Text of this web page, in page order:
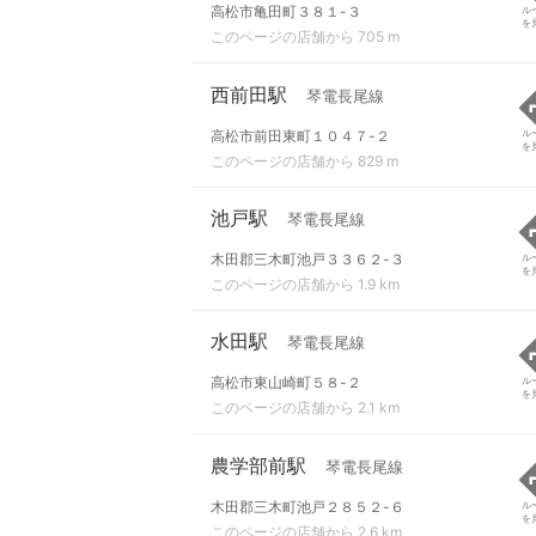
高松市亀田町３８１-３
このページの店舗から 705 m
ル
を
西前田駅 琴電長尾線
高松市前田東町１０４７-２
このページの店舗から 829 m
ル
を
池戸駅 琴電長尾線
木田郡三木町池戸３３６２-３
このページの店舗から 1.9 km
ル
を
水田駅 琴電長尾線
高松市東山崎町５８-２
このページの店舗から 2.1 km
ル
を
農学部前駅 琴電長尾線
木田郡三木町池戸２８５２-６
このページの店舗から 2.6 km
ル
を